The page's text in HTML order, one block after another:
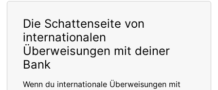
Die Schattenseite von
internationalen
Überweisungen mit deiner
Bank
Wenn du internationale Überweisungen mit